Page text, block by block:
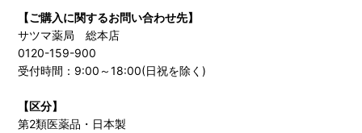
【ご購入に関するお問い合わせ先】
サツマ薬局 総本店
0120-159-900
受付時間：9:00～18:00(日祝を除く)
【区分】
第2類医薬品・日本製